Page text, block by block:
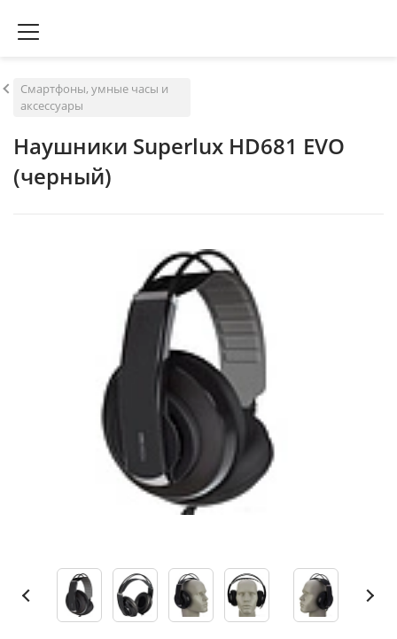
Смартфоны, умные часы и
аксессуары
Наушники Superlux HD681 EVO
(черный)